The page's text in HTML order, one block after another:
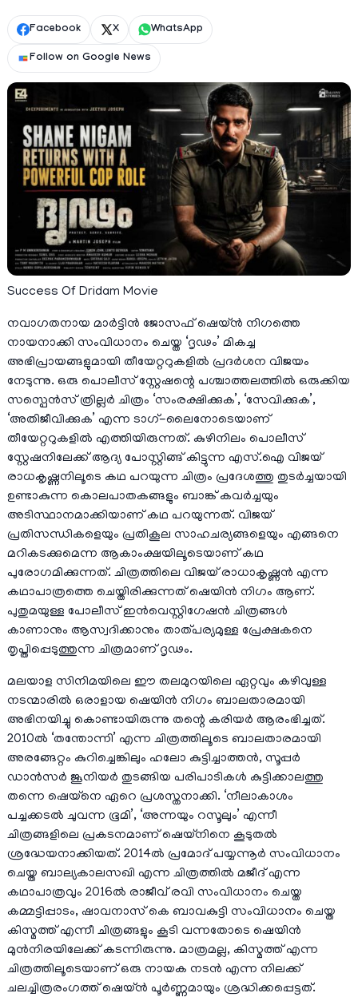
Facebook X WhatsApp
Follow on Google News
Success Of Dridam Movie
നവാഗതനായ മാർട്ടിൻ ജോസഫ് ഷെയ്ൻ നിഗത്തെ
നായനാക്കി സംവിധാനം ചെയ്ത ‘ദൃഢം’ മികച്ച
അഭിപ്രായങ്ങളുമായി തീയേറ്ററുകളിൽ പ്രദർശന വിജയം
നേടുന്നു. ഒരു പൊലീസ് സ്റ്റേഷന്റെ പശ്ചാത്തലത്തിൽ ഒരുക്കിയ
സസ്പെൻസ് ത്രില്ലർ ചിത്രം ‘സംരക്ഷിക്കുക’, ‘സേവിക്കുക’,
‘അതിജീവിക്കുക’ എന്ന ടാഗ്-ലൈനോടെയാണ്
തീയേറ്ററുകളിൽ എത്തിയിരുന്നത്. കുഴിനിലം പൊലീസ്
സ്റ്റേഷനിലേക്ക് ആദ്യ പോസ്റ്റിങ്ങ്‌ കിട്ടുന്ന എസ്.ഐ വിജയ്
രാധകൃഷ്ണനിലൂടെ കഥ പറയുന്ന ചിത്രം പ്രദേശത്തു തുടർച്ചയായി
ഉണ്ടാകുന്ന കൊലപാതകങ്ങളും ബാങ്ക് കവർച്ചയും
അടിസ്ഥാനമാക്കിയാണ് കഥ പറയുന്നത്. വിജയ്
പ്രതിസന്ധികളെയും പ്രതികൂല സാഹചര്യങ്ങളെയും എങ്ങനെ
മറികടക്കുമെന്ന ആകാംക്ഷയിലൂടെയാണ് കഥ
പുരോഗമിക്കുന്നത്. ചിത്രത്തിലെ വിജയ് രാധാകൃഷ്ണൻ എന്ന
കഥാപാത്രത്തെ ചെയ്തിരിക്കുന്നത് ഷെയിൻ നിഗം ആണ്.
പുതുമയുള്ള പോലീസ് ഇൻവെസ്റ്റിഗേഷൻ ചിത്രങ്ങൾ
കാണാനും ആസ്വദിക്കാനും താത്പര്യമുള്ള പ്രേക്ഷകനെ
തൃപ്തിപ്പെടുത്തുന്ന ചിത്രമാണ് ദൃഢം.
മലയാള സിനിമയിലെ ഈ തലമുറയിലെ ഏറ്റവും കഴിവുള്ള
നടന്മാരിൽ ഒരാളായ ഷെയിൻ നിഗം ബാലതാരമായി
അഭിനയിച്ചു കൊണ്ടായിരുന്നു തന്റെ കരിയർ ആരംഭിച്ചത്.
2010ൽ ‘തന്തോന്നി’ എന്ന ചിത്രത്തിലൂടെ ബാലതാരമായി
അരങ്ങേറ്റം കുറിച്ചെങ്കിലും ഹലോ കുട്ടിച്ചാത്തൻ, സൂപ്പർ
ഡാൻസർ ജൂനിയർ തുടങ്ങിയ പരിപാടികൾ കുട്ടിക്കാലത്തു
തന്നെ ഷെയ്നെ ഏറെ പ്രശസ്തനാക്കി. ‘നീലാകാശം
പച്ചക്കടൽ ചുവന്ന ഭൂമി’, ‘അന്നയും റസൂലും’ എന്നീ
ചിത്രങ്ങളിലെ പ്രകടനമാണ് ഷെയ്‌നിനെ കൂടുതൽ
ശ്രദ്ധേയനാക്കിയത്. 2014ല്‍ പ്രമോദ് പയ്യന്നൂര്‍ സംവിധാനം
ചെയ്ത ബാല്യകാലസഖി എന്ന ചിത്രത്തില്‍ മജീദ് എന്ന
കഥാപാത്രവും 2016ല്‍ രാജീവ് രവി സംവിധാനം ചെയ്ത
കമ്മട്ടിപ്പാടം, ഷാവനാസ് കെ ബാവകുട്ടി സംവിധാനം ചെയ്ത
കിസ്മത്ത് എന്നീ ചിത്രങ്ങളും കൂടി വന്നതോടെ ഷെയിൻ
മുൻനിരയിലേക്ക് കടന്നിരുന്നു. മാത്രമല്ല, കിസ്മത്ത് എന്ന
ചിത്രത്തിലൂടെയാണ് ഒരു നായക നടൻ എന്ന നിലക്ക്
ചലച്ചിത്രരംഗത്ത് ഷെയ്ന്‍ പൂർണ്ണമായും ശ്രദ്ധിക്കപ്പെട്ടത്‌.